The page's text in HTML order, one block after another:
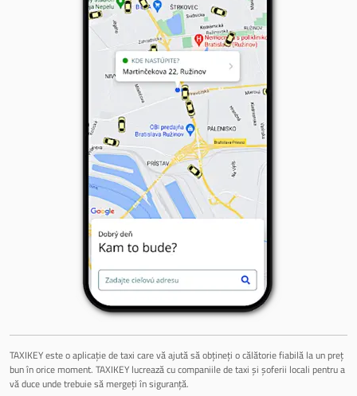
TAXIKEY este o aplicație de taxi care vă ajută să obțineți o călătorie fiabilă la un preț
bun în orice moment. TAXIKEY lucrează cu companiile de taxi și șoferii locali pentru a
vă duce unde trebuie să mergeți în siguranță.